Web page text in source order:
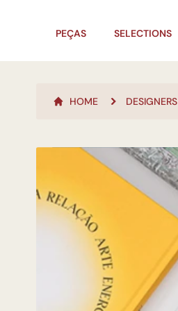
PEÇAS SELECTIONS
HOME DESIGNERS